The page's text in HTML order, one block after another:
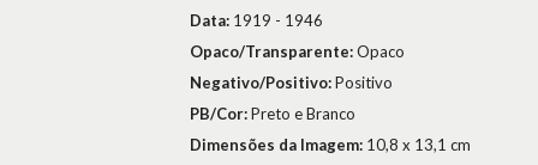
Data: 1919 - 1946
Opaco/Transparente:Opaco
Negativo/Positivo:Positivo
PB/Cor:Preto e Branco
Dimensões da Imagem: 10,8 x 13,1 cm